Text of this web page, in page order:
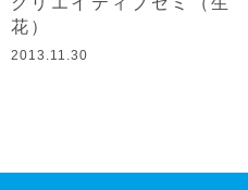
花）
2013.11.30